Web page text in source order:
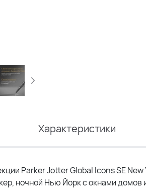
Характеристики
Parker Jotter Global Icons SE New
ночной Нью Йорк с окнами